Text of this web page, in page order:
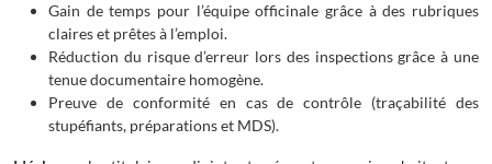
Gain de temps pour l’équipe officinale grâce à des rubriques
claires et prêtes à l’emploi.
Réduction du risque d’erreur lors des inspections grâce à une
tenue documentaire homogène.
Preuve de conformité en cas de contrôle (traçabilité des
stupéfiants, préparations et MDS).